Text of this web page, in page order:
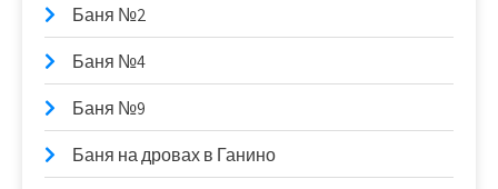
Баня №2
Баня №4
Баня №9
Баня на дровах в Ганино